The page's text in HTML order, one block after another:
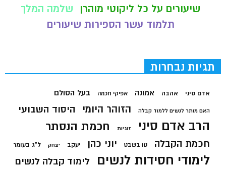
שיעורים על כל ליקוטי מוהרן
שלמה המלך
תלמוד עשר הספירות שיעורים
תגיות נבחרות
אדם סיני אהבה אמונה אפיקי חכמה בעל הסולם
האם מותר לנשים ללמוד קבלה הזוהר היומי היסוד השבועי
הרב אדם סיני זוגיות חכמת הנסתר
חכמת הקבלה טו בשבט יוני כהן יעקב יצחק ל"ג בעומר
לימודי חסידות לנשים לימוד קבלה לנשים